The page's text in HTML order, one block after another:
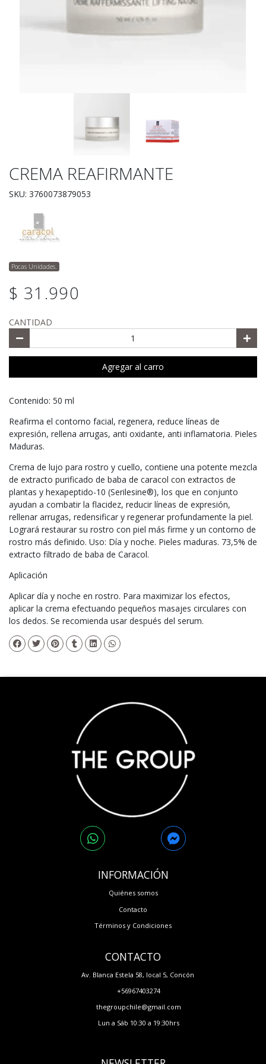
CREMA REAFIRMANTE
SKU: 3760073879053
Pocas Unidades.
$ 31.990
CANTIDAD
Agregar al carro
Contenido: 50 ml
Reafirma el contorno facial, regenera, reduce líneas de
expresión, rellena arrugas, anti oxidante, anti inflamatoria. Pieles
Maduras.
Crema de lujo para rostro y cuello, contiene una potente mezcla
de extracto purificado de baba de caracol con extractos de
plantas y hexapeptido-10 (Serilesine®), los que en conjunto
ayudan a combatir la flacidez, reducir líneas de expresión,
rellenar arrugas, redensificar y regenerar profundamente la piel.
Logrará restaurar su rostro con piel más firme y un contorno de
rostro más definido. Uso: Día y noche. Pieles maduras. 73,5% de
extracto filtrado de baba de Caracol.
Aplicación
Aplicar día y noche en rostro. Para maximizar los efectos,
aplicar la crema efectuando pequeños masajes circulares con
los dedos. Se recomienda usar después del serum.
INFORMACIÓN
Quiénes somos
Contacto
Términos y Condiciones
CONTACTO
Av. Blanca Estela 58, local 5, Concón
+56967403274
thegroupchile@gmail.com
Lun a Sáb 10:30 a 19:30hrs